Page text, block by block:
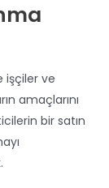
işçiler ve
amaçlarını
bir satın